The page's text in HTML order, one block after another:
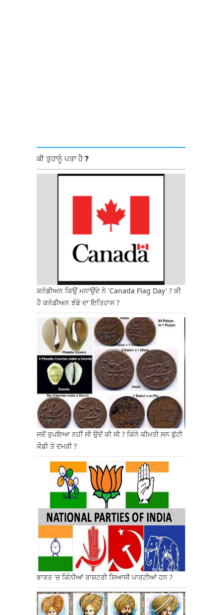
ਕੀ ਤੁਹਾਨੂੰ ਪਤਾ ਹੈ ?
ਕਨੇਡੀਅਨ ਕਿਉਂ ਮਨਾਉਂਦੇ ਨੇ 'Canada Flag Day' ? ਕੀ
ਹੈ ਕਨੇਡੀਅਨ ਝੰਡੇ ਦਾ ਇਤਿਹਾਸ ?
ਜਦੋਂ ਰੁਪਇਆ ਨਹੀਂ ਸੀ ਉਦੋਂ ਕੀ ਸੀ ? ਕਿੰਨੇ ਕੀਮਤੀ ਸਨ ਫੁੱਟੀ
ਕੌਡੀ ਤੇ ਦਮੜੀ ?
ਭਾਰਤ 'ਚ ਕਿੰਨੀਆਂ ਰਾਸ਼ਟਰੀ ਸਿਆਸੀ ਪਾਰਟੀਆਂ ਹਨ ?